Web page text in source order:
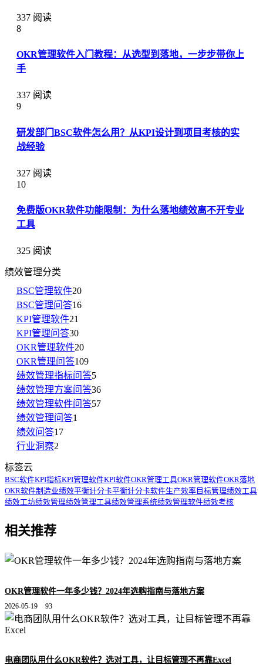
337 阅读
8
OKR管理软件入门教程：从选型到落地，一步步带你上
手
337 阅读
9
研发部门BSC软件怎么用？从KPI设计到项目考核的实
战经验
327 阅读
10
免费版OKR软件功能限制：为什么落地绩效离不开专业
工具
325 阅读
绩效管理分类
BSC管理软件20
BSC管理问答16
KPI管理软件21
KPI管理问答30
OKR管理软件20
OKR管理问答109
绩效管理指标问答5
绩效管理方案问答36
绩效管理软件问答57
绩效管理问答1
绩效问答17
行业洞察2
标签云
BSC软件KPI指标KPI管理软件KPI软件OKR管理工具OKR管理软件OKR落地
OKR软件制造业绩效平衡计分卡平衡计分卡软件生产效率 目标管理绩效工具
绩效工坊绩效管理绩效管理工具绩效管理系统绩效管理软件绩效考核
相关推荐
OKR管理软件一年多少钱？2024年选购指南与落地方案
2026-05-19 93
电商团队用什么OKR软件？选对工具，让目标管理不再靠Excel